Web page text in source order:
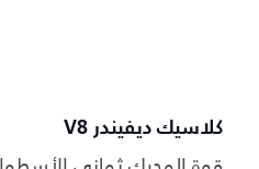
كلاسيك ديفيندر V8